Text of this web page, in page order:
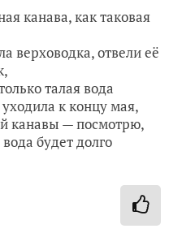
канава, как таковая
верховодка, отвели её
талая вода
к концу мая,
канавы — посмотрю,
будет долго